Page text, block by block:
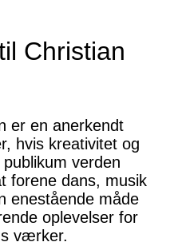
Christian
er en anerkendt
hvis kreativitet og
verden
forene dans, musik
enestående måde
oplevelser for
værker.